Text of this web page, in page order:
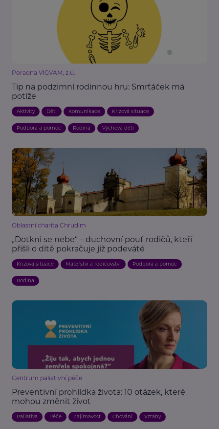
Poradna VIGVAM, z.ú.
Tip na podzimní rodinnou hru: Smrťáček má
potíže
Aktivity Děti Komunikace Krizová situace
Podpora a pomoc Rodina Výchova dětí
Oblastní charita Chrudim
„Dotkni se nebe“ – duchovní pouť rodičů, kteří
přišli o dítě pokračuje již podeváté
Krizová situace Mateřství a rodičovství Podpora a pomoc
Rodina
Centrum paliativní péče
Preventivní prohlídka života: 10 otázek, které
mohou změnit život
Paliativa Péče Zajímavost Chování Vztahy